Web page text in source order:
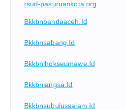
rsud-pasuruankota.org
Bkkbnbandaaceh.id
Bkkbnsabang.id
Bkkbnlhokseumawe.id
Bkkbnlangsa.id
Bkkbnsubulussalam.id